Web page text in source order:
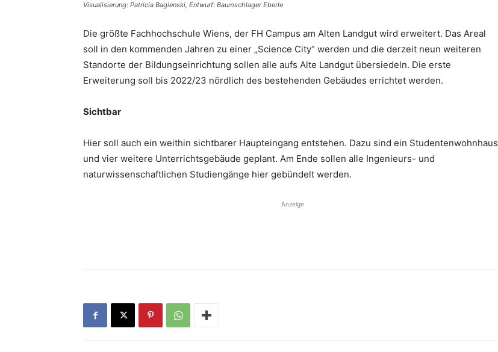
Visualisierung: Patricia Bagienski, Entwurf: Baumschlager Eberle
Die größte Fachhochschule Wiens, der FH Campus am Alten Landgut wird erweitert. Das Areal
soll in den kommenden Jahren zu einer „Science City“ werden und die derzeit neun weiteren
Standorte der Bildungseinrichtung sollen alle aufs Alte Landgut übersiedeln. Die erste
Erweiterung soll bis 2022/23 nördlich des bestehenden Gebäudes errichtet werden.
Sichtbar
Hier soll auch ein weithin sichtbarer Haupteingang entstehen. Dazu sind ein Studentenwohnhaus
und vier weitere Unterrichtsgebäude geplant. Am Ende sollen alle Ingenieurs- und
naturwissenschaftlichen Studiengänge hier gebündelt werden.
Anzeige